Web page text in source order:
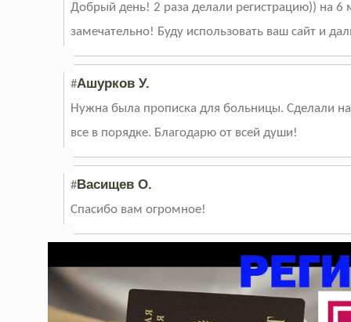
Добрый день! 2 раза делали регистрацию)) на 6
замечательно! Буду использовать ваш сайт и
#Ашурков У.
Нужна была прописка для больницы. Сделали
все в порядке. Благодарю от всей души!
#Васищев О.
Спасибо вам огромное!